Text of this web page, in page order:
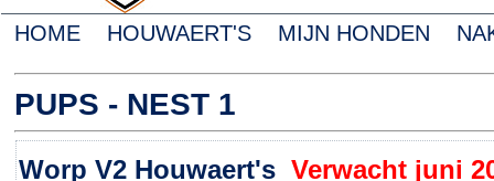
HOME HOUWAERT'S MIJN HONDEN
PUPS - NEST 1
Worp V2 Houwaert's Verwacht juni